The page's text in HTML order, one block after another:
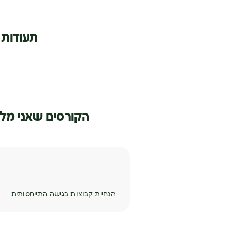
תעודות
הקורסים שאני
הנחיית קבוצות בגישה התייחסותית